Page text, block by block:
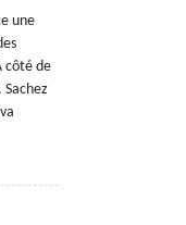
une
côté de